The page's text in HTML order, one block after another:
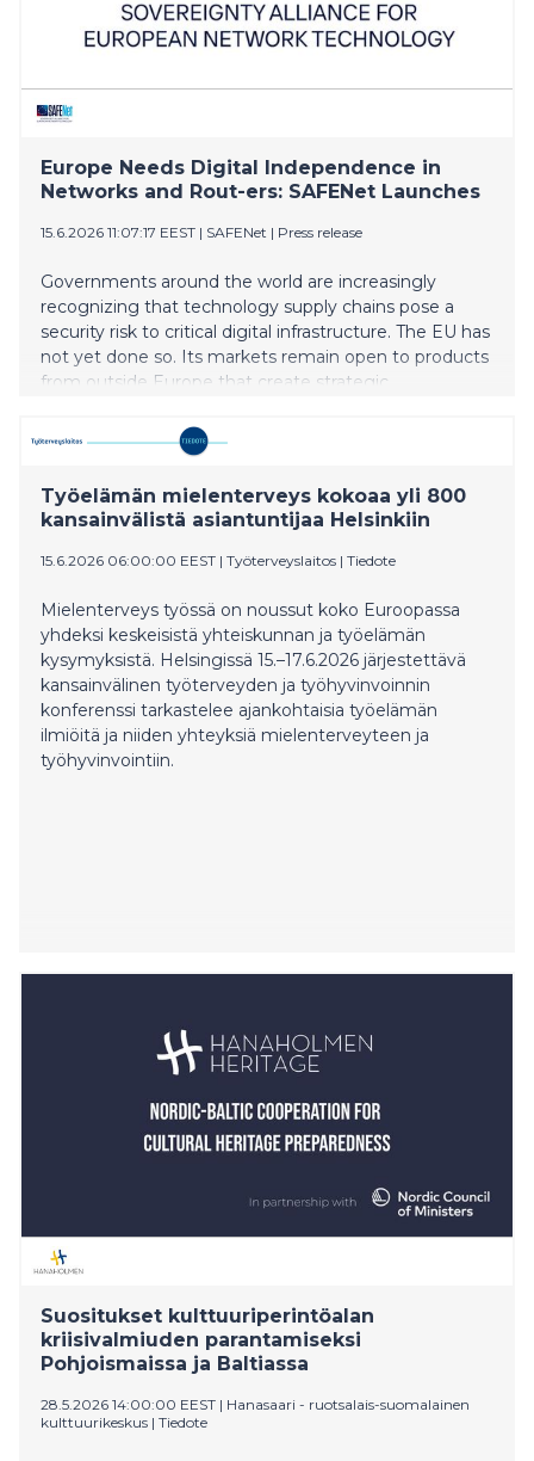
Europe Needs Digital Independence in
Networks and Rout-ers: SAFENet Launches
15.6.2026 11:07:17 EEST | SAFENet | Press release
Governments around the world are increasingly
recognizing that technology supply chains pose a
security risk to critical digital infrastructure. The EU has
not yet done so. Its markets remain open to products
from outside Europe that create strategic
Moreover, one central component is often overlooked
in discussions about digital and technological
and offices, more than 90 percent of all data flows
through it. Four leading European manufacturers are
therefore founding SAFENet, the Sovereignty Alliance
routers and network devices to be protected by
policymakers just as rigorously as 5G networks.
Työelämän mielenterveys kokoaa yli 800
kansainvälistä asiantuntijaa Helsinkiin
15.6.2026 06:00:00 EEST | Työterveyslaitos | Tiedote
Mielenterveys työssä on noussut koko Euroopassa
yhdeksi keskeisistä yhteiskunnan ja työelämän
kysymyksistä. Helsingissä 15.–17.6.2026 järjestettävä
kansainvälinen työterveyden ja työhyvinvoinnin
konferenssi tarkastelee ajankohtaisia työelämän
ilmiöitä ja niiden yhteyksiä mielenterveyteen ja
työhyvinvointiin.
Suositukset kulttuuriperintöalan
kriisivalmiuden parantamiseksi
Pohjoismaissa ja Baltiassa
28.5.2026 14:00:00 EEST | Hanasaari - ruotsalais-suomalainen
kulttuurikeskus | Tiedote